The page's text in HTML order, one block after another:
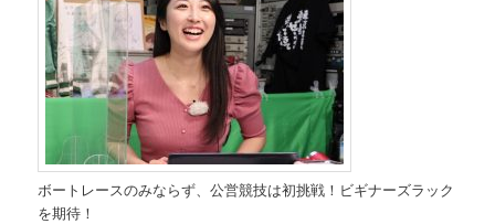
ボートレースのみならず、公営競技は初挑戦！ビギナーズラック
を期待！